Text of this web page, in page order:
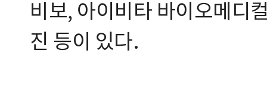
비보, 아이비타 바이오메디
진 등이 있다.